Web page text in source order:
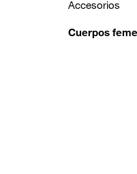
Accesorios
Cuerpos